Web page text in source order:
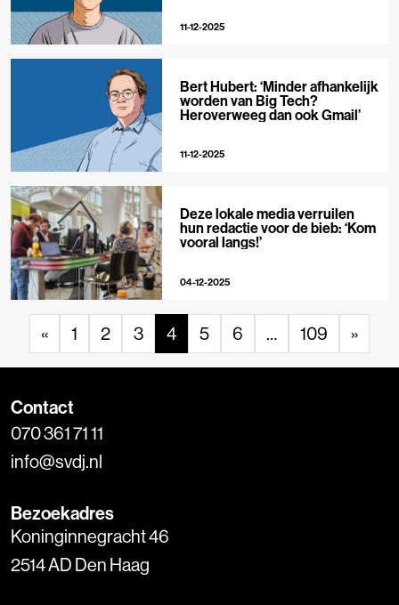
11-12-2025
Bert Hubert: ‘Minder afhankelijk
worden van Big Tech?
Heroverweeg dan ook Gmail’
11-12-2025
Deze lokale media verruilen
hun redactie voor de bieb: ‘Kom
vooral langs!’
04-12-2025
« 1 2 3 4 5 6 … 109 »
Contact
070 361 71 11
info@svdj.nl
Bezoekadres
Koninginnegracht 46
2514 AD Den Haag